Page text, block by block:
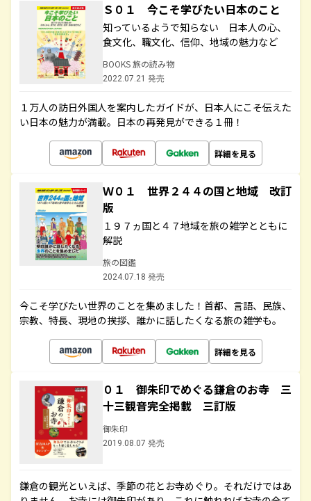
Ｓ０１ 今こそ学びたい日本のこと
知っているようで知らない 日本人の心、
食文化、職文化、信仰、地域の魅力など
BOOKS 旅の読み物
2022.07.21 発売
１万人の訪日外国人を案内したガイドが、日本人にこそ伝えた
い日本の魅力が満載。日本の再発見ができる１冊！
詳細を見る
Ｗ０１ 世界２４４の国と地域 改訂
版
１９７ヵ国と４７地域を旅の雑学とともに
解説
旅の図鑑
2024.07.18 発売
今こそ学びたい世界のことを集めました！首都、言語、民族、
宗教、特長、現地の挨拶、誰かに話したくなる旅の雑学も。
詳細を見る
０１ 御朱印でめぐる鎌倉のお寺 三
十三観音完全掲載 三訂版
御朱印
2019.08.07 発売
鎌倉の観光といえば、季節の花とお寺めぐり。それだけではあ